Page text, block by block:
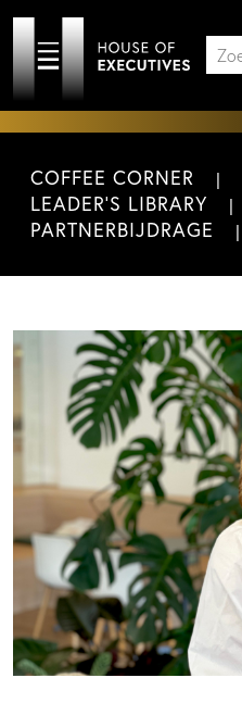
COFFEE CORNER
LEADER'S LIBRARY
PARTNERBIJDRAGE